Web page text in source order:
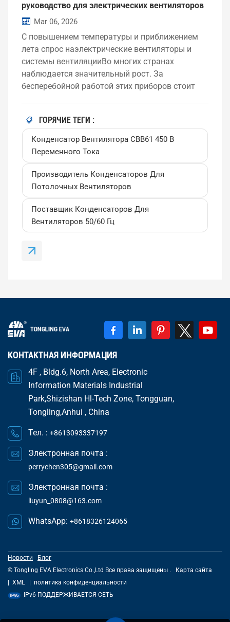
руководство для электрических вентиляторов
и систем летнего охлаждения
Mar 06, 2026
С повышением температуры и приближением
лета спрос наэлектрические вентиляторы и
системы вентиляцииВо многих странах
наблюдается значительный рост. За
бесперебойной работой этих приборов стоит
ли впотолочные вентиляторы, вытяжные
вентиляторы или системы циркуляции
воздухаКонденсаторы CBB61 обеспечивают
стабильную работу двигателя и высокую
энергоэффективность. В этой статье мы
расскажем, что такое конденсатор CBB61,
каковы его области применения и как выбрать
надежного поставщика для удовлетворения
больших потребностей в летнее время. Что
такое конденсатор CBB61?Онконденсатор
CBB61Это пусковой конденсатор для
ГОРЯЧИЕ ТЕГИ :
Конденсатор Вентилятора CBB61 450 В
Переменного Тока
Производитель Конденсаторов Для
Потолочных Вентиляторов
Поставщик Конденсаторов Для
Вентиляторов 50/60 Гц
КОНТАКТНАЯ ИНФОРМАЦИЯ
4F , Bldg.6, North Area, Electronic
Information Materials Industrial
Park,Shizishan Hl-Tech Zone, Tongguan,
Tongling,Anhui , China
Тел. : +8613093337197
Электронная почта :
perrychen305@gmail.com
Электронная почта :
liuyun_0808@163.com
WhatsApp: +8618326124065
Новости
Блог
© Tongling EVA Electronics Co.,Ltd Все права защищены .
Карта сайта
XML
политика конфиденциальности
IPv6 ПОДДЕРЖИВАЕТСЯ СЕТЬ